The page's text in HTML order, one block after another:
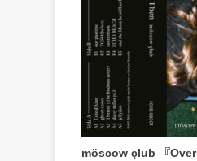
möscow çlub 『